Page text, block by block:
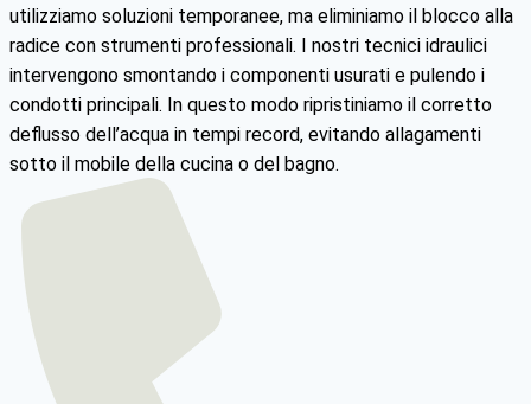
utilizziamo soluzioni temporanee, ma eliminiamo il blocco alla
radice con strumenti professionali. I nostri tecnici idraulici
intervengono smontando i componenti usurati e pulendo i
condotti principali. In questo modo ripristiniamo il corretto
deflusso dell’acqua in tempi record, evitando allagamenti
sotto il mobile della cucina o del bagno.